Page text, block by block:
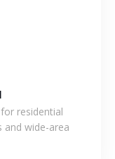
residential
and wide-area